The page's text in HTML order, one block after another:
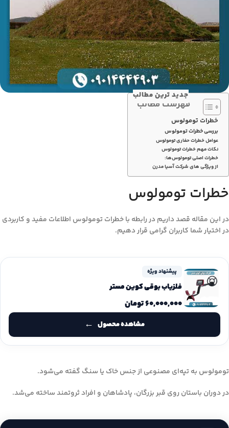
جدید ترین مطالب
فهرست مطالب
خطرات تومولوس
بررسی خطرات تومولوس
عوامل خطرات حفاری تومولوس
نکات مهم خطرات تومولوس
خطرات اصلی تومولوس‌ها:
از ویژگی های شرکت آسیا مدرن
خطرات تومولوس
در این مقاله قصد داریم در رابطه با خطرات تومولوس اطلاعات مفید و کاربردی
در اختیار شما کاربران گرامی قرار دهیم.
پیشنهاد ویژه
فلزیاب بوقی کوین مستر
۶۰,۰۰۰,۰۰۰تومان
مشاهده محصول
تومولوس به تپه‌ای مصنوعی از جنس خاک یا سنگ گفته می‌شود.
در دوران باستان روی قبر بزرگان، پادشاهان و افراد ثروتمند ساخته می‌شد.